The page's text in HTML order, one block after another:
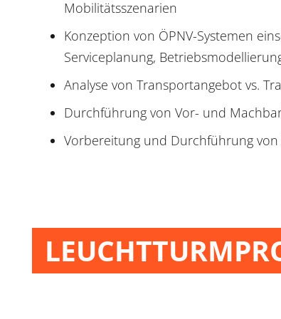
Mobilitätsszenarien
Konzeption von ÖPNV-Systemen
Serviceplanung,
Analyse von Transportangebot vs.
Durchführung von Vor- und
Vorbereitung und Durchführung